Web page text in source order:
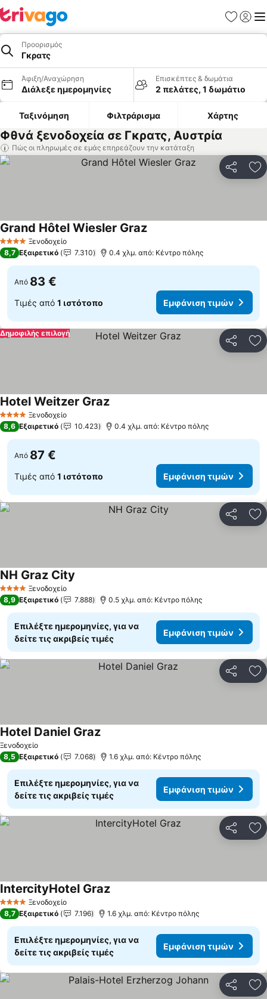
Προορισμός
Γκρατς
Άφιξη/Αναχώρηση
Διάλεξε ημερομηνίες
Επισκέπτες & δωμάτια
2 πελάτες, 1 δωμάτιο
Ταξινόμηση Φιλτράρισμα Χάρτης
Φθνά ξενοδοχεία σε Γκρατς, Αυστρία
Πώς οι πληρωμές σε εμάς επηρεάζουν την κατάταξη
4 ΑστέριαΞενοδοχείο
Grand Hôtel Wiesler GrazΕμφάνιση τιμών
8,7 Εξαιρετικό 7.310 0.4 χλμ. από: Κέντρο πόλης
Από 83 €
Τιμές από 1 ιστότοπο Εμφάνιση τιμών
Δημοφιλής επιλογή
4 ΑστέριαΞενοδοχείο
Hotel Weitzer GrazΕμφάνιση τιμών
8,6 Εξαιρετικό 10.423 0.4 χλμ. από: Κέντρο πόλης
Από 87 €
Τιμές από 1 ιστότοπο Εμφάνιση τιμών
4 ΑστέριαΞενοδοχείο
NH Graz City
8,9 Εξαιρετικό 7.888 0.5 χλμ. από: Κέντρο πόλης
Επιλέξτε ημερομηνίες, για να
δείτε τις ακριβείς τιμές
Εμφάνιση τιμών
Ξενοδοχείο
Hotel Daniel GrazΕμφάνιση τιμών
8,5 Εξαιρετικό 7.068 1.6 χλμ. από: Κέντρο πόλης
Επιλέξτε ημερομηνίες, για να
δείτε τις ακριβείς τιμές
Εμφάνιση τιμών
4 ΑστέριαΞενοδοχείο
IntercityHotel GrazΕμφάνιση τιμών
8,7 Εξαιρετικό 7.196 1.6 χλμ. από: Κέντρο πόλης
Επιλέξτε ημερομηνίες, για να
δείτε τις ακριβείς τιμές
Εμφάνιση τιμών